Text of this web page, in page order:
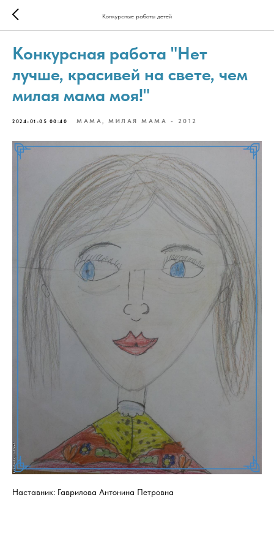
Конкурсные работы детей
Конкурсная работа "Нет
лучше, красивей на свете, чем
милая мама моя!"
2024-01-05 00:40 МАМА, МИЛАЯ МАМА - 2012
Наставник: Гаврилова Антонина Петровна